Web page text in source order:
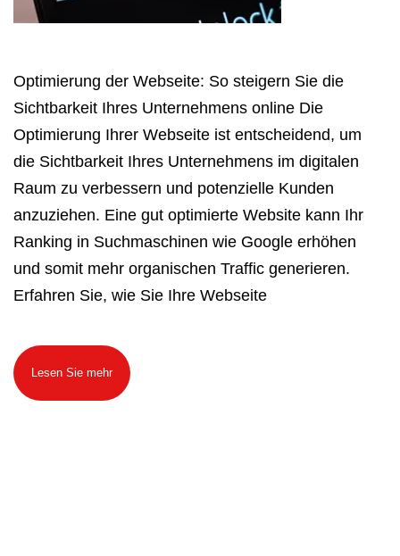
Optimierung der Webseite: So steigern Sie die
Sichtbarkeit Ihres Unternehmens online Die
Optimierung Ihrer Webseite ist entscheidend, um
die Sichtbarkeit Ihres Unternehmens im digitalen
Raum zu verbessern und potenzielle Kunden
anzuziehen. Eine gut optimierte Website kann Ihr
Ranking in Suchmaschinen wie Google erhöhen
und somit mehr organischen Traffic generieren.
Erfahren Sie, wie Sie Ihre Webseite
Lesen Sie mehr